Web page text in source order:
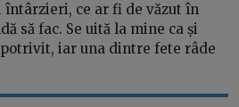
întârzieri, ce ar fi de văzut în
să fac. Se uită la mine ca și
iar una dintre fete râde